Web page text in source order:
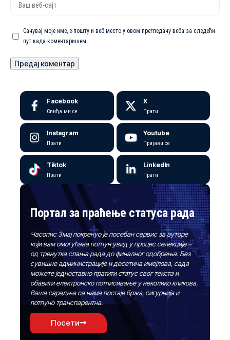
Сачувај моје име, е-пошту и веб место у овом прегледачу веба за следећи
пут када коментаришем.
Facebook
Свиђа ми се
X
Прати
Instagram
Прати
Youtube
Пријави се
Tiktok
Прати
LinkedIn
Прати
Портал за праћење статуса рада
Часопис Змај покренуо је посебан сервис за ауторе
који вам омогућава потпун увид у процес селекције –
од тренутка слања рада до финалног одобрења. Без
сувишне администрације и десетина имејлова, сада
можете једноставно пратити статус свог текста и
обавити електронско потписивање у неколико кликова.
Ваша сарадња са нама постаје бржа, сигурнија и
потпуно транспарентна.
Посети